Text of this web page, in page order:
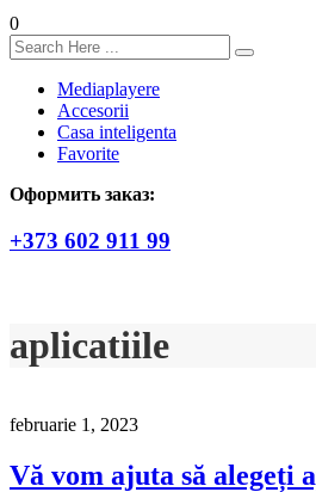
0
Mediaplayere
Accesorii
Casa inteligenta
Favorite
Оформить заказ:
+373 602 911 99
aplicatiile
februarie 1, 2023
Vă vom ajuta să alegeți